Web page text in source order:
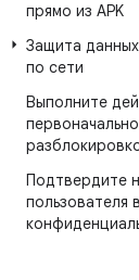
прямо из APK
Защита данных
по сети
Выполните
Подтвердите
пользователя